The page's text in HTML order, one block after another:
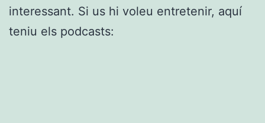
interessant. Si us hi voleu entretenir, aquí
teniu els podcasts: